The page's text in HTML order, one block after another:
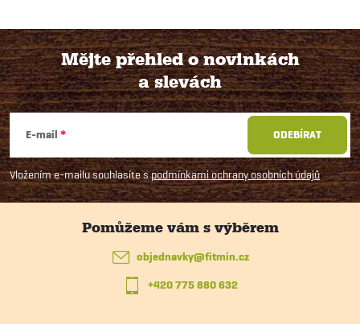
Z
á
p
Mějte přehled o novinkách
a slevách
E-mail
Vložením e-mailu souhlasíte spodmínkami ochrany osobních údajů
ODEBÍRAT
objednavky@fitmin.cz
+420 775 880 632